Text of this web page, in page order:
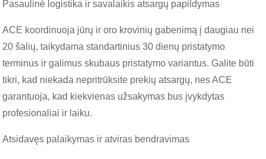
Pasaulinė logistika ir savalaikis atsargų papildymas
ACE koordinuoja jūrų ir oro krovinių gabenimą į daugiau nei
20 šalių, taikydama standartinius 30 dienų pristatymo
terminus ir galimus skubaus pristatymo variantus. Galite būti
tikri, kad niekada nepritrūksite prekių atsargų, nes ACE
garantuoja, kad kiekvienas užsakymas bus įvykdytas
profesionaliai ir laiku.
Atsidavęs palaikymas ir atviras bendravimas